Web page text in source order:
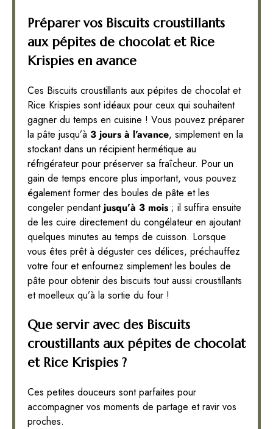
Préparer vos Biscuits croustillants
aux pépites de chocolat et Rice
Krispies en avance
Ces Biscuits croustillants aux pépites de chocolat et
Rice Krispies sont idéaux pour ceux qui souhaitent
gagner du temps en cuisine ! Vous pouvez préparer
la pâte jusqu’à 3 jours à l’avance, simplement en la
stockant dans un récipient hermétique au
réfrigérateur pour préserver sa fraîcheur. Pour un
gain de temps encore plus important, vous pouvez
également former des boules de pâte et les
congeler pendantjusqu’à 3 mois ; il suffira ensuite
de les cuire directement du congélateur en ajoutant
quelques minutes au temps de cuisson. Lorsque
vous êtes prêt à déguster ces délices, préchauffez
votre four et enfournez simplement les boules de
pâte pour obtenir des biscuits tout aussi croustillants
et moelleux qu’à la sortie du four !
Que servir avec des Biscuits
croustillants aux pépites de chocolat
et Rice Krispies ?
Ces petites douceurs sont parfaites pour
accompagner vos moments de partage et ravir vos
proches.